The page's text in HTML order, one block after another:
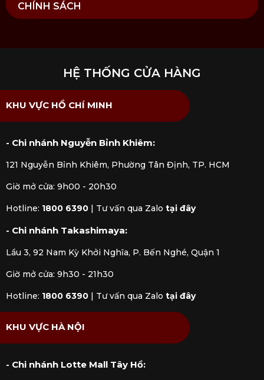
CHÍNH SÁCH
HỆ THỐNG CỬA HÀNG
KHU VỰC HỒ CHÍ MINH
- Chi nhánh Nguyễn Bỉnh Khiêm:
121 Nguyễn Bỉnh Khiêm, Phường Tân Định, TP. HCM
Giờ mở cửa: 9h00 - 20h30
Hotline: 1800 6390 | Tư vấn qua Zalo tại đây
- Chi nhánh Takashimaya:
Lầu 3, 92 Nam Kỳ Khởi Nghĩa, P. Bến Nghé, Quận 1
Giờ mở cửa: 9h30 - 21h30
Hotline: 1800 6390 | Tư vấn qua Zalo tại đây
KHU VỰC HÀ NỘI
- Chi nhánh Lotte Mall Tây Hồ: